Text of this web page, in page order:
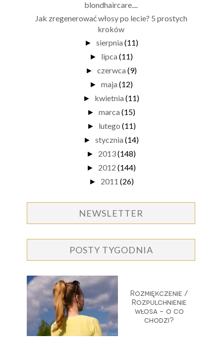
blondhaircare....
Jak zregenerować włosy po lecie? 5 prostych
kroków
► sierpnia (11)
► lipca (11)
► czerwca (9)
► maja (12)
► kwietnia (11)
► marca (15)
► lutego (11)
► stycznia (14)
► 2013(148)
► 2012 (144)
► 2011 (26)
NEWSLETTER
POSTY TYGODNIA
Rozmiękczenie /
Rozpulchnienie
włosa - o co
chodzi?